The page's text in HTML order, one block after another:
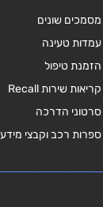
מסמכים שונים
עמדות טעינה
הזמנת טיפול
קריאות שירות Recall
סרטוני הדרכה
ספרות רכב וקבצי מידע